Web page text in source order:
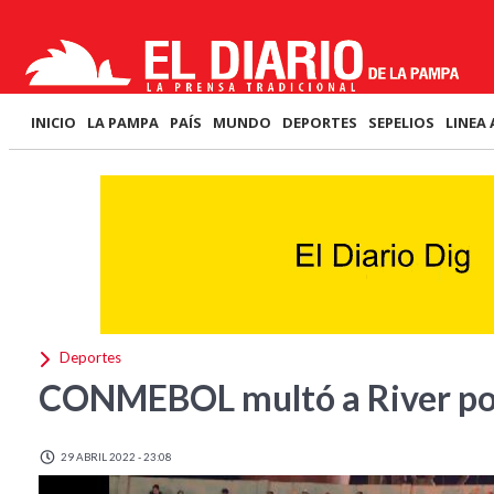
INICIO LA PAMPA PAÍS MUNDO DEPORTES SEPELIOS LINEA
Deportes
CONMEBOL multó a River
29 ABRIL 2022 - 23:08